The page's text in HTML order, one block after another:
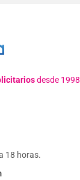
desde 1998
18 horas.